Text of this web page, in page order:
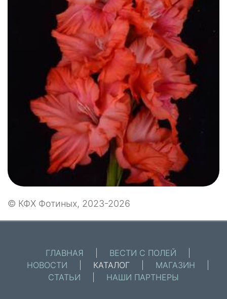
© КФХ Фотиных, 2023-2026
ГЛАВНАЯ ВЕСТИ С ПОЛЕЙ
НОВОСТИ
КАТАЛОГ МАГАЗИН
СТАТЬИ
НАШИ ПАРТНЕРЫ